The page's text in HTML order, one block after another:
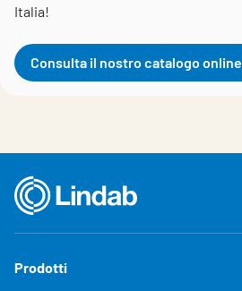
Italia!
Consulta il nostro catalogo online
Prodotti